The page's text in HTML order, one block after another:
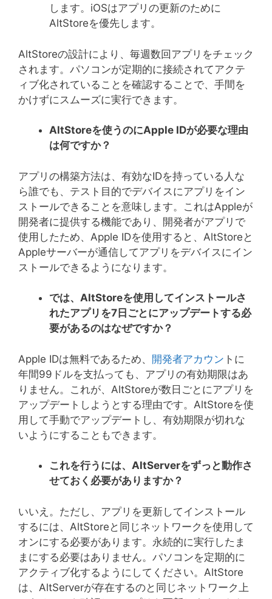
します。iOSはアプリの更新のために
AltStoreを優先します。
AltStoreの設計により、毎週数回アプリをチェック
されます。パソコンが定期的に接続されてアクテ
ィブ化されていることを確認することで、手間を
かけずにスムーズに実行できます。
AltStoreを使うのにApple IDが必要な理由
は何ですか？
アプリの構築方法は、有効なIDを持っている人な
ら誰でも、テスト目的でデバイスにアプリをイン
ストールできることを意味します。これはAppleが
開発者に提供する機能であり、開発者がアプリで
使用したため、Apple IDを使用すると、AltStoreと
Appleサーバーが通信してアプリをデバイスにイン
ストールできるようになります。
では、 AltStoreを使用してインストールさ
れたアプリを7 日ごとにアップデートする必
要があるのはなぜですか？
Apple IDは無料であるため、 開発者アカウン トに
年間99ドルを支払っても、アプリの有効期限はあ
りません。これが、AltStoreが数日ごとにアプリを
アップデートしようとする理由です。AltStoreを使
用して手動でアップデートし、有効期限が切れな
いようにすることもできます。
これを行うには、 AltServerをずっと動作さ
せておく必要がありますか？
いいえ。ただし、アプリを更新してインストール
するには、AltStoreと同じネットワークを使用して
オンにする必要があります。永続的に実行したま
まにする必要はありません。パソコンを定期的に
アクティブ化するようにしてください。AltStore
は、AltServerが存在するのと同じネットワーク上